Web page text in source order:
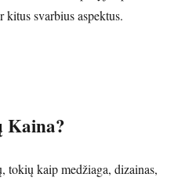
svarbius aspektus.
Kaina?
tokių kaip medžiaga, dizainas,